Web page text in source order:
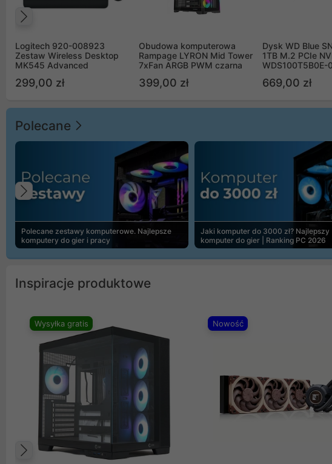
Logitech 920-008923
Zestaw Wireless Desktop
MK545 Advanced
299,00 zł
Obudowa komputerowa
Rampage LYRON Mid Tower
7xFan ARGB PWM czarna
399,00 zł
Dysk WD Blue
1TB M.2 PCIe
WDS100T5B0E-
669,00 zł
Polecane
Polecane zestawy komputerowe. Najlepsze
komputery do gier i pracy
Jaki komputer do 3000 zł? Najlepszy
komputer do gier | Ranking PC 2026
Poprzedni
Inspiracje produktowe
Wysyłka gratis Nowość